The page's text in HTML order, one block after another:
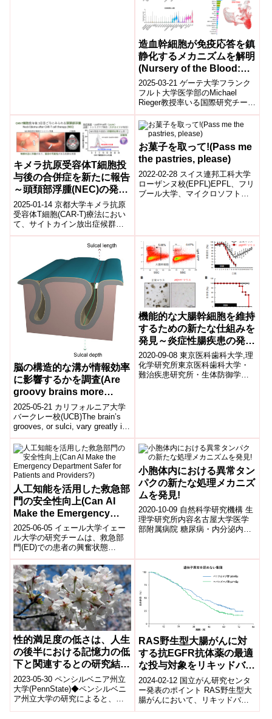
造血幹細胞が免疫応答を鎮
静化するメカニズムを解明
(Nursery of the Blood:
How Stem Cells Calm the
Body’s Immune
Response)
2025-03-21 ゲーテ大学フランク
フルト大学医学部のMichael
Rieger教授率いる国際研究チーム
は、ヒト血液幹細胞の分化過程
を精密に解析し、これま...
キメラ抗原受容体T細胞投
与後の合併症を新たに報告
～頭頚部浮腫(NEC)の発症
頻度算出とバイオマーカー
の発見～
2025-01-14 京都大学キメラ抗原
受容体T細胞(CAR-T)療法におい
て、サイトカイン放出症候群
(Cytokine Release Syndrome、
お菓子を取って!(Pass me
the pastries, please)
2022-02-28 スイス連邦工科大学
ローザンヌ校(EPFL)EPFL、フリ
ブール大学、マイクロソフト・
脳の構造的な溝が情報効率
に影響するかを調査(Are
groovy brains more
efficient?)
2025-05-21 カリフォルニア大学
バークレー校(UCB)The brain’s
grooves, or sulci, vary greatly in
de...
機能的な大腸幹細胞を維持
するための新たな仕組みを
発見～炎症性腸疾患の発症
原因解明に期待～
2020-09-08 東京医科歯科大学,理
化学研究所東京医科歯科大学・
難治疾患研究所・生体防御学分
人工知能を活用した救急部
門の安全性向上(Can AI
Make the Emergency
Department Safer for
Patients and Providers?)
2025-06-05 イェール大学イェー
ル大学の研究チームは、救急部
門(ED)での患者の興奮状態
(agitation)を事前に予測するAIモ
デルを開発しました。...
小胞体内における異常タン
パクの新たな処理メカニズ
ムを発見!
2020-10-09 自然科学研究機構 生
理学研究所内容名古屋大学医学
部附属病院 糖尿病・内分泌内科
性的満足度の低さは、人生
の後半における記憶力の低
下と関連するとの研究結果
を発表(Low sexual
satisfaction linked to
memory decline later in
life, study finds)
2023-05-30 ペンシルベニア州立
大学(PennState)◆ペンシルベニ
ア州立大学の研究によると、中
RAS野生型大腸がんに対
する抗EGFR抗体薬の最適
な投与対象をリキッドバイ
オプシーにより特定
2024-02-12 国立がん研究センタ
ー発表のポイント RAS野生型大
腸がんにおいて、リキッドバイ
オプシー(血液)から抽出した血中